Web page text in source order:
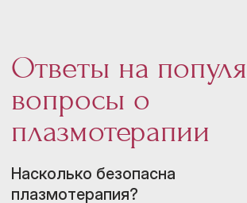
Ответы на
вопросы о
плазмотерапии
Насколько безопасна
плазмотерапия?